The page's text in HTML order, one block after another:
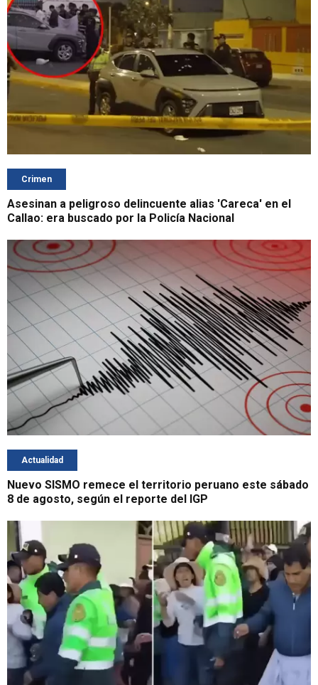
Crimen
Asesinan a peligroso delincuente alias 'Careca' en el
Callao: era buscado por la Policía Nacional
Actualidad
Nuevo SISMO remece el territorio peruano este sábado
8 de agosto, según el reporte del IGP